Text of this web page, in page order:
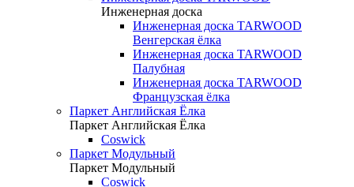
Инженерная доска
Инженерная доска TARWOOD
Венгерская ёлка
Инженерная доска TARWOOD
Палубная
Инженерная доска TARWOOD
Французская ёлка
Паркет Английская Ёлка
Паркет Английская Ёлка
Coswick
Паркет Модульный
Паркет Модульный
Coswick